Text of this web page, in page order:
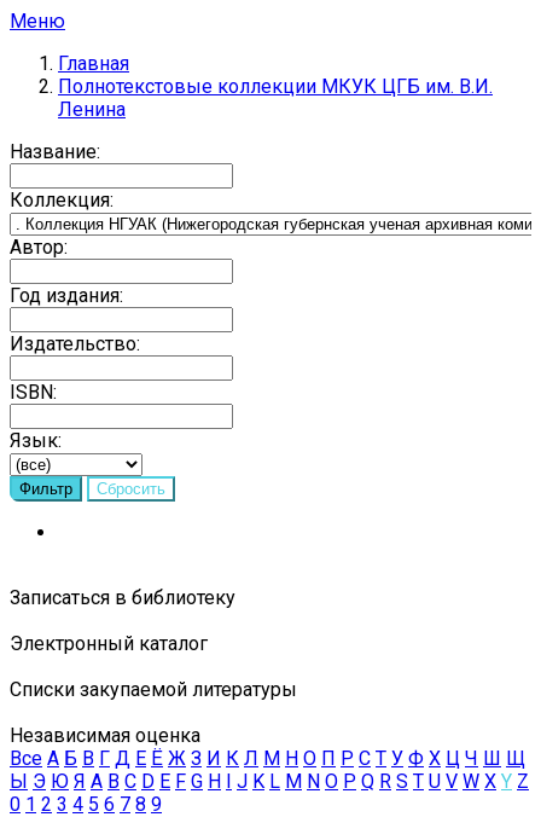
Меню
Главная
Полнотекстовые коллекции МКУК ЦГБ им. В.И.
Ленина
Название:
Коллекция:
Автор:
Год издания:
Издательство:
ISBN:
Язык:
Записаться в библиотеку
Электронный каталог
Списки закупаемой литературы
Независимая оценка
Все А Б В Г Д Е Ё Ж З И К Л М Н О П Р С Т У Ф Х Ц Ч Ш Щ
Ы Э Ю Я A B C D E F G H I J K L M N O P Q R S T U V W X Y Z
0 1 2 3 4 5 6 7 8 9